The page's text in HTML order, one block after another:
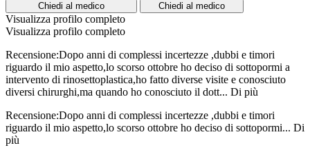
Chiedi al medico Chiedi al medico
Visualizza profilo completo
Visualizza profilo completo
Recensione:Dopo anni di complessi incertezze ,dubbi e timori
riguardo il mio aspetto,lo scorso ottobre ho deciso di sottopormi a
intervento di rinosettoplastica,ho fatto diverse visite e conosciuto
diversi chirurghi,ma quando ho conosciuto il dott... Di più
Recensione:Dopo anni di complessi incertezze ,dubbi e timori
riguardo il mio aspetto,lo scorso ottobre ho deciso di sottopormi... Di
più